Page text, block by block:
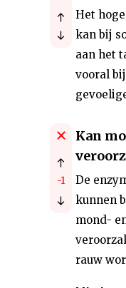
Het
kan bij
aan het
vooral
-1
Kan
De
kunnen
mond-
rauw